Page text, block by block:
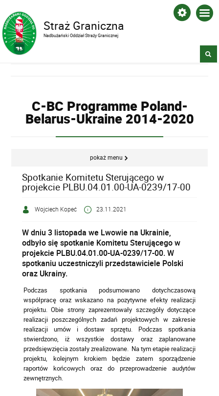
Straż Graniczna
Nadbużański Oddział Straży Granicznej
C-BC Programme Poland-
Belarus-Ukraine 2014-2020
pokaż menu
Spotkanie Komitetu Sterującego w
projekcie PLBU.04.01.00-UA-0239/17-00
Wojciech Kopeć 23.11.2021
W dniu 3 listopada we Lwowie na Ukrainie,
odbyło się spotkanie Komitetu Sterującego w
projekcie PLBU.04.01.00-UA-0239/17-00. W
spotkaniu uczestniczyli przedstawiciele Polski
oraz Ukrainy.
Podczas spotkania podsumowano dotychczasową
współpracę oraz wskazano na pozytywne efekty realizacji
projektu. Obie strony zaprezentowały szczegóły dotyczące
realizacji poszczególnych zadań projektowych w zakresie
realizacji umów i dostaw sprzętu. Podczas spotkania
stwierdzono, iż wszystkie dostawy oraz zaplanowane
przedsięwzięcia zostały zrealizowane. Na tym etapie realizacji
projektu, kolejnym krokiem będzie zatem sporządzenie
raportów końcowych oraz do przeprowadzenie audytów
zewnętrznych.